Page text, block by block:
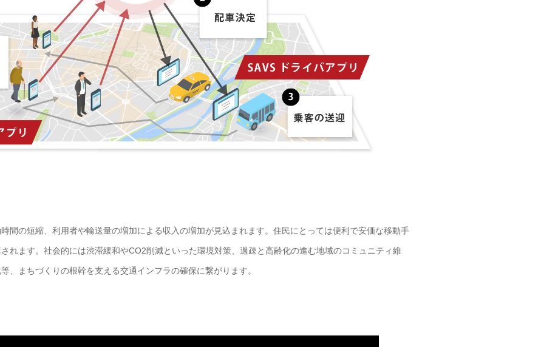
間の短縮、利用者や輸送量の増加による収入の増加が見込まれます。住民にとっては便利で安価な移動手
れます。社会的には渋滞緩和やCO2削減といった環境対策、過疎と高齢化の進む地域のコミュニティ維
、まちづくりの根幹を支える交通インフラの確保に繋がります。